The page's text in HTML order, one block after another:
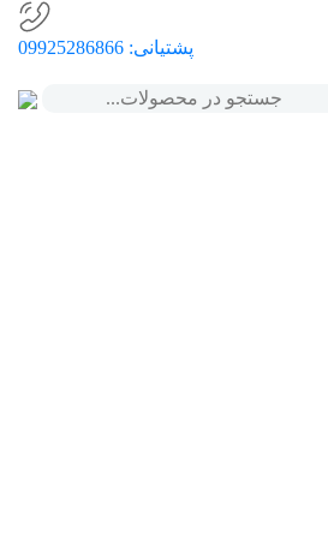
پشتیانی: 09925286866